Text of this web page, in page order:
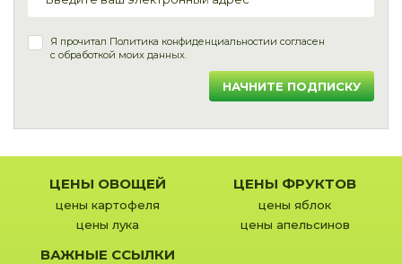
Я прочитал Политика конфиденциальностии согласен
с обработкой моих данных.
НАЧНИТЕ ПОДПИСКУ
ЦЕНЫ ОВОЩЕЙ
цены картофеля
цены лука
ЦЕНЫ ФРУКТОВ
цены яблок
цены апельсинов
ВАЖНЫЕ ССЫЛКИ